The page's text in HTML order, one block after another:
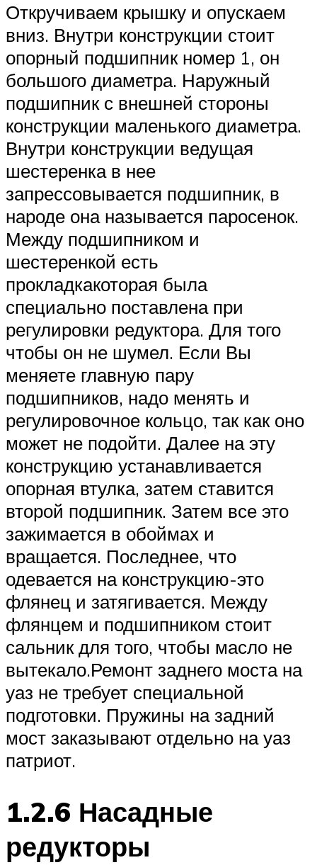
Откручиваем крышку и опускаем
вниз. Внутри конструкции стоит
опорный подшипник номер 1, он
большого диаметра. Наружный
подшипник с внешней стороны
конструкции маленького диаметра.
Внутри конструкции ведущая
шестеренка в нее
запрессовывается подшипник, в
народе она называется паросенок.
Между подшипником и
шестеренкой есть
прокладкакоторая была
специально поставлена при
регулировки редуктора. Для того
чтобы он не шумел. Если Вы
меняете главную пару
подшипников, надо менять и
регулировочное кольцо, так как оно
может не подойти. Далее на эту
конструкцию устанавливается
опорная втулка, затем ставится
второй подшипник. Затем все это
зажимается в обоймах и
вращается. Последнее, что
одевается на конструкцию-это
флянец и затягивается. Между
флянцем и подшипником стоит
сальник для того, чтобы масло не
вытекало.Ремонт заднего моста на
уаз не требует специальной
подготовки. Пружины на задний
мост заказывают отдельно на уаз
патриот.
1.2.6 Насадные
редукторы